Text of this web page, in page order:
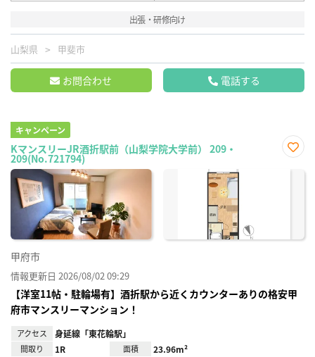
出張・研修向け
山梨県 甲斐市
お問合わせ 電話する
キャンペーン
KマンスリーJR酒折駅前（山梨学院大学前） 209・
209(No.721794)
に入
甲府市
情報更新日 2026/08/02 09:29
【洋室11帖・駐輪場有】酒折駅から近くカウンターありの格安甲
府市マンスリーマンション！
アクセス 身延線「東花輪駅」
間取り 1R 面積 23.96m²